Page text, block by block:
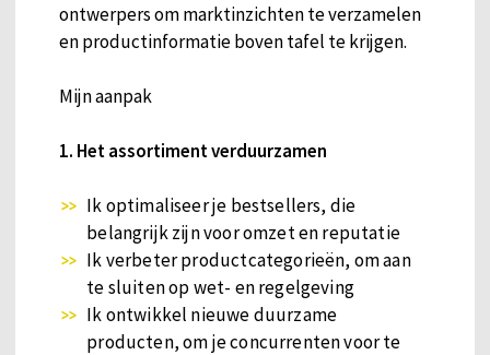
ontwerpers om marktinzichten te verzamelen
en productinformatie boven tafel te krijgen.
Mijn aanpak
1. Het assortiment verduurzamen
Ik optimaliseer je bestsellers, die
belangrijk zijn voor omzet en reputatie
Ik verbeter productcategorieën, om aan
te sluiten op wet- en regelgeving
Ik ontwikkel nieuwe duurzame
producten, om je concurrenten voor te